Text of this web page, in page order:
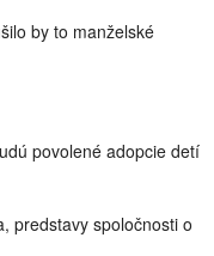
by to manželské
povolené adopcie detí
predstavy spoločnosti o